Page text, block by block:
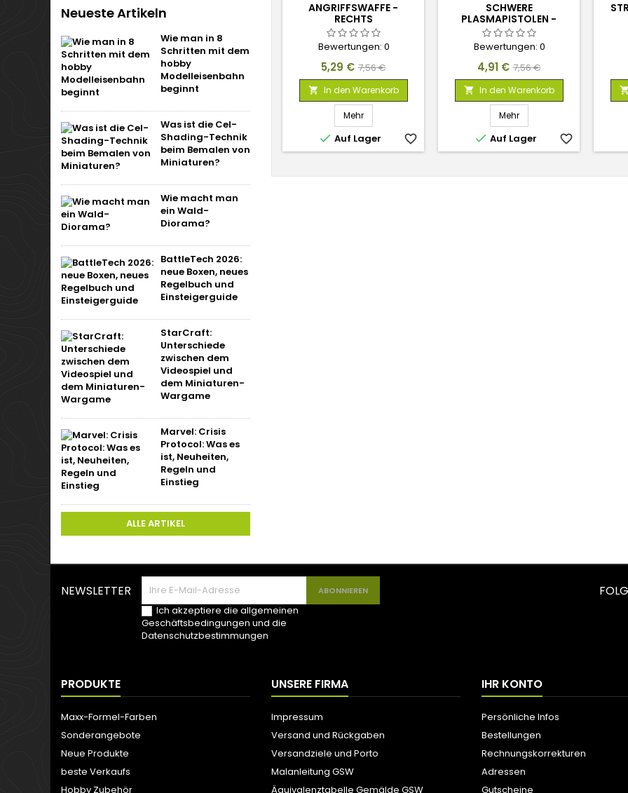
Neueste Artikeln
Wie man in 8
Schritten mit dem
hobby
Modelleisenbahn
beginnt
Was ist die Cel-
Shading-Technik
beim Bemalen von
Miniaturen?
Wie macht man
ein Wald-
Diorama?
BattleTech 2026:
neue Boxen, neues
Regelbuch und
Einsteigerguide
StarCraft:
Unterschiede
zwischen dem
Videospiel und
dem Miniaturen-
Wargame
Marvel: Crisis
Protocol: Was es
ist, Neuheiten,
Regeln und
Einstieg
ALLE ARTIKEL
ANGRIFFSWAFFE -
RECHTS
Bewertungen: 0
Preis
5,29 € Verkaufspreis
7,56 €
 In den Warenkorb
Mehr
 Auf Lager favorite_border
SCHWERE
PLASMAPISTOLEN -
RECHTS
Bewertungen: 0
Preis
4,91 € Verkaufspreis
7,56 €
 In den Warenkorb
Mehr
 Auf Lager favorite_border

NEWSLETTER
Ich akzeptiere die allgemeinen
Geschäftsbedingungen und die
Datenschutzbestimmungen
PRODUKTE
Maxx-Formel-Farben
Sonderangebote
Neue Produkte
beste Verkaufs
Hobby Zubehör
UNSERE FIRMA
Impressum
Versand und Rückgaben
Versandziele und Porto
Malanleitung GSW
Äquivalenztabelle Gemälde GSW
IHR KONTO
Persönliche Infos
Bestellungen
Rechnungskorrekturen
Adressen
Gutscheine